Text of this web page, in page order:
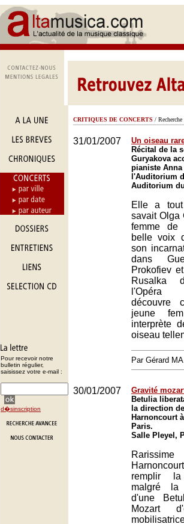
Pour recevoir notre
bulletin régulier,
saisissez votre e-mail :
d�sinscription
CRITIQUES DE CONCERTS / Recherche
31/01/2007
Un oiseau
Récital de la
Guryakova
pianiste Anna
l'Auditorium
Auditorium
Elle a
savait Olga
femme de
belle voix
son
dans
Prokofiev
Rusalka
l'Opéra
découvre
jeune
interprète
oiseau
Par Gérard
30/01/2007
Gravité
Betulia
la direction
Harnoncourt
Paris.
Salle Pleyel,
remplir
malgré la
d'une
Mozart